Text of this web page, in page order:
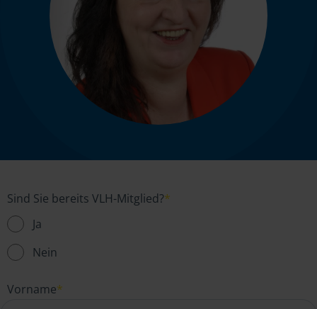
Sind Sie bereits VLH-Mitglied?*
Ja
Nein
Vorname*